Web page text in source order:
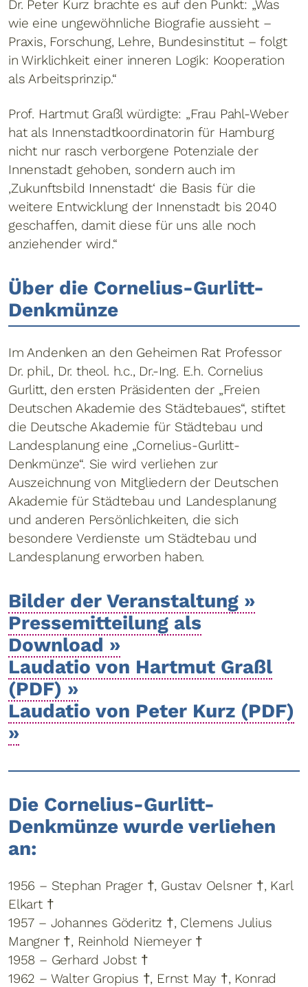
Dr. Peter Kurz brachte es auf den Punkt: „Was
wie eine ungewöhnliche Biografie aussieht –
Praxis, Forschung, Lehre, Bundesinstitut – folgt
in Wirklichkeit einer inneren Logik: Kooperation
als Arbeitsprinzip.“
Prof. Hartmut Graßl würdigte: „Frau Pahl-Weber
hat als Innenstadtkoordinatorin für Hamburg
nicht nur rasch verborgene Potenziale der
Innenstadt gehoben, sondern auch im
‚Zukunftsbild Innenstadt‘ die Basis für die
weitere Entwicklung der Innenstadt bis 2040
geschaffen, damit diese für uns alle noch
anziehender wird.“
Über die Cornelius-Gurlitt-
Denkmünze
Im Andenken an den Geheimen Rat Professor
Dr. phil., Dr. theol. h.c., Dr.-Ing. E.h. Cornelius
Gurlitt, den ersten Präsidenten der „Freien
Deutschen Akademie des Städtebaues“, stiftet
die Deutsche Akademie für Städtebau und
Landesplanung eine „Cornelius-Gurlitt-
Denkmünze“. Sie wird verliehen zur
Auszeichnung von Mitgliedern der Deutschen
Akademie für Städtebau und Landesplanung
und anderen Persönlichkeiten, die sich
besondere Verdienste um Städtebau und
Landesplanung erworben haben.
Bilder der Veranstaltung »
Pressemitteilung als
Download »
Laudatio von Hartmut Graßl
(PDF) »
Laudatio von Peter Kurz (PDF)
»
Die Cornelius-Gurlitt-
Denkmünze wurde verliehen
an:
1956 – Stephan Prager †, Gustav Oelsner †, Karl
Elkart †
1957 – Johannes Göderitz †, Clemens Julius
Mangner †, Reinhold Niemeyer †
1958 – Gerhard Jobst †
1962 – Walter Gropius †, Ernst May †, Konrad